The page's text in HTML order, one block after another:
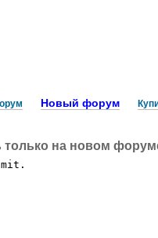
Новый форум
только на новом